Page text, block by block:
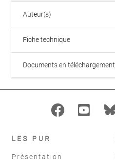
Auteur(s)
Fiche technique
Documents en téléchargement
LES PUR
Présentation